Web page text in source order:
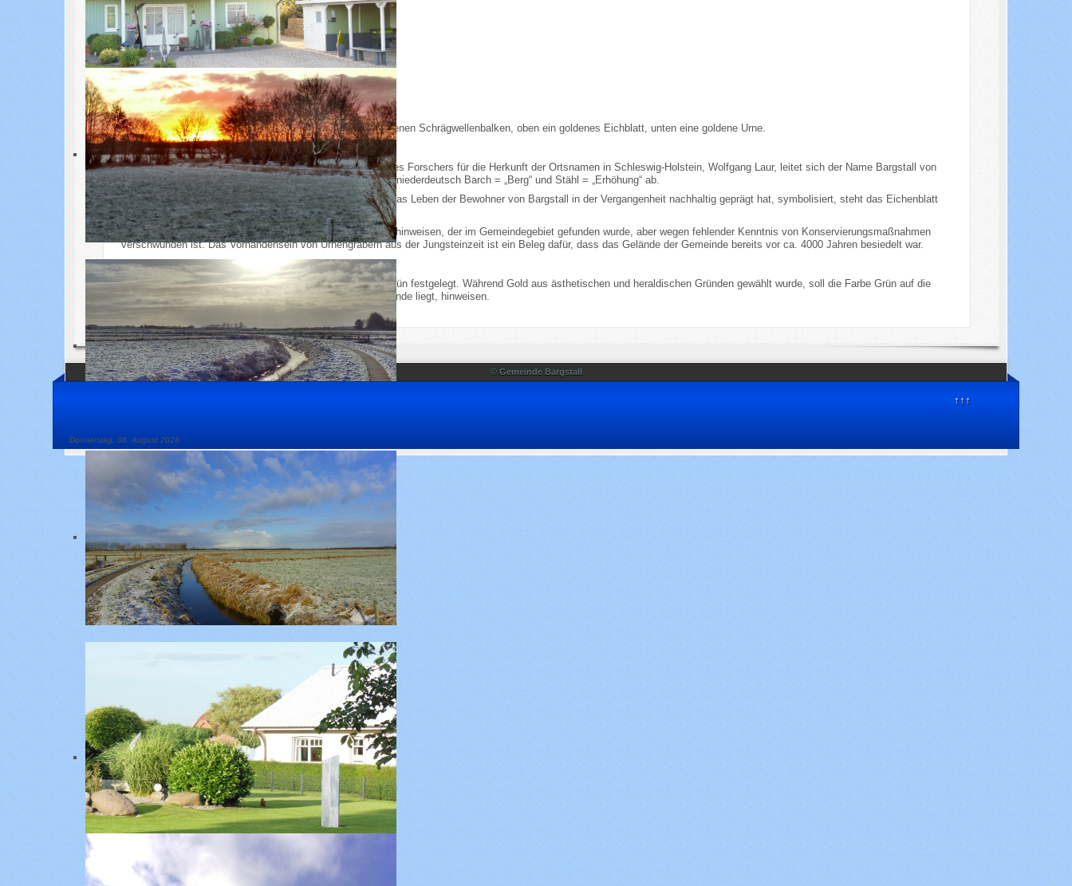
Wappenbeschreibung
In Gold ein erhöhter grüner Dreiberg, geteilt von einem goldenen Schrägwellenbalken, oben ein goldenes Eichblatt, unten eine goldene Urne.
Wappenerläuterung
Das Wappen wurde „redend“ gestaltet. Nach Feststellung des Forschers für die Herkunft der Ortsnamen in Schleswig-Holstein, Wolfgang Laur, leitet sich der Name Bargstall von
„Erhöhung, erhöhter Platz“ als eine Zusammensetzung von niederdeutsch Barch = „Berg“ und Stähl = „Erhöhung“ ab.
Während der Schrägwellenbalken den Fluss der Eider, der das Leben der Bewohner von Bargstall in der Vergangenheit nachhaltig geprägt hat, symbolisiert, steht das Eichenblatt
für den früheren Waldreichtum im Gemeindegebiet.
Die Urne soll auf einen Urnenfriedhof aus der Jungsteinzeit hinweisen, der im Gemeindegebiet gefunden wurde, aber wegen fehlender Kenntnis von Konservierungsmaßnahmen
verschwunden ist. Das Vorhandensein von Urnengräbern aus der Jungsteinzeit ist ein Beleg dafür, dass das Gelände der Gemeinde bereits vor ca. 4000 Jahren besiedelt war.
Wappenfarbe
Für das Wappen wurde das Metall Gold, sowie die Farbe Grün festgelegt. Während Gold aus ästhetischen und heraldischen Gründen gewählt wurde, soll die Farbe Grün auf die
Landwirtschaft und den ländlichen Raum, in dem die Gemeinde liegt, hinweisen.
© Gemeinde Bargstall
↑↑↑
Donnerstag, 06. August 2026